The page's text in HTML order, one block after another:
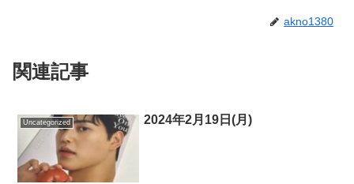
akno1380
関連記事
Uncategorized 2024年2月19日(月)